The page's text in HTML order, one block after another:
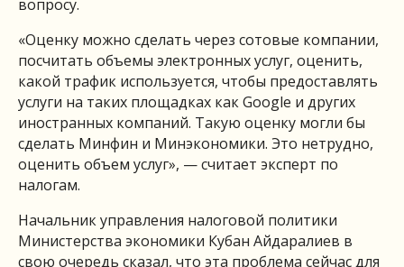
вопросу.
«Оценку можно сделать через сотовые компании,
посчитать объемы электронных услуг, оценить,
какой трафик используется, чтобы предоставлять
услуги на таких площадках как Google и других
иностранных компаний. Такую оценку могли бы
сделать Минфин и Минэкономики. Это нетрудно,
оценить объем услуг», — считает эксперт по
налогам.
Начальник управления налоговой политики
Министерства экономики Кубан Айдаралиев в
свою очередь сказал, что эта проблема сейчас для